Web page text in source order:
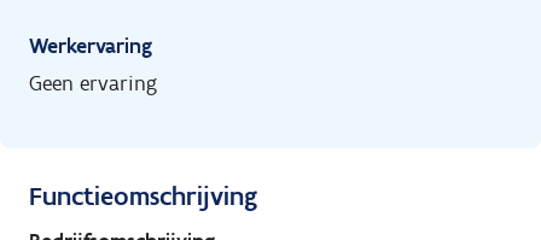
Werkervaring
Geen ervaring
Functieomschrijving